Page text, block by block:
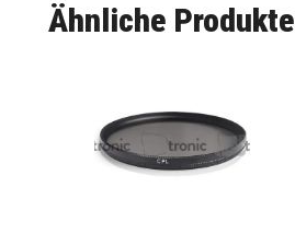
Ähnliche Produkte